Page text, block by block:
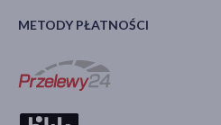
METODY PŁATNOŚCI